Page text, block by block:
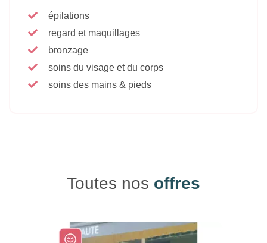
épilations
regard et maquillages
bronzage
soins du visage et du corps
soins des mains & pieds
Toutes nos offres